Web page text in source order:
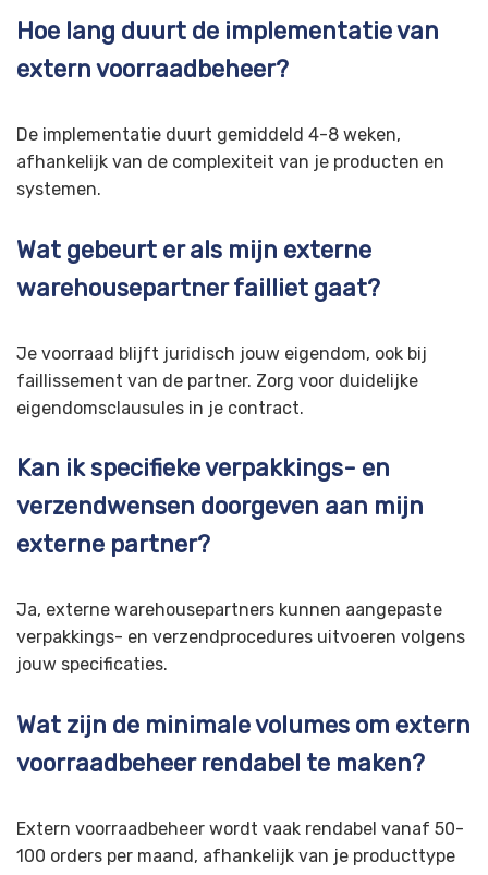
Hoe lang duurt de implementatie van
extern voorraadbeheer?
De implementatie duurt gemiddeld 4-8 weken,
afhankelijk van de complexiteit van je producten en
systemen.
Wat gebeurt er als mijn externe
warehousepartner failliet gaat?
Je voorraad blijft juridisch jouw eigendom, ook bij
faillissement van de partner. Zorg voor duidelijke
eigendomsclausules in je contract.
Kan ik specifieke verpakkings- en
verzendwensen doorgeven aan mijn
externe partner?
Ja, externe warehousepartners kunnen aangepaste
verpakkings- en verzendprocedures uitvoeren volgens
jouw specificaties.
Wat zijn de minimale volumes om extern
voorraadbeheer rendabel te maken?
Extern voorraadbeheer wordt vaak rendabel vanaf 50-
100 orders per maand, afhankelijk van je producttype